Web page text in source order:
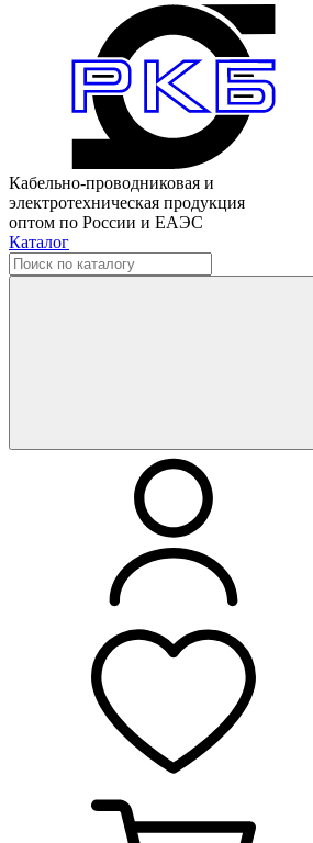
Кабельно-проводниковая и
электротехническая продукция
оптом по России и ЕАЭС
Каталог